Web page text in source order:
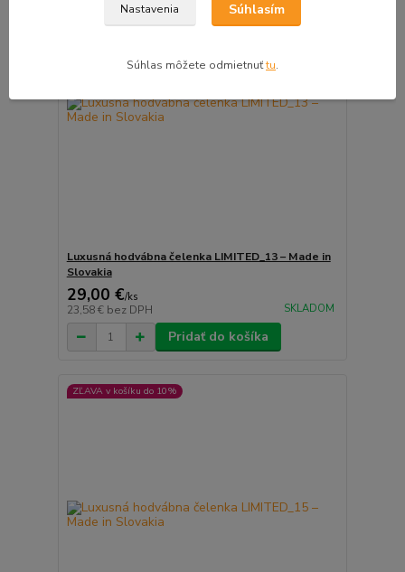
Luxusná hodvábna čelenka LIMITED_13 – Made in
Slovakia
29,00 €/ks
23,58 € bez DPH SKLADOM
Pridať do košíka
ZĽAVA v košíku do 10%
Nastavenia Súhlasím
Súhlas môžete odmietnuťtu.